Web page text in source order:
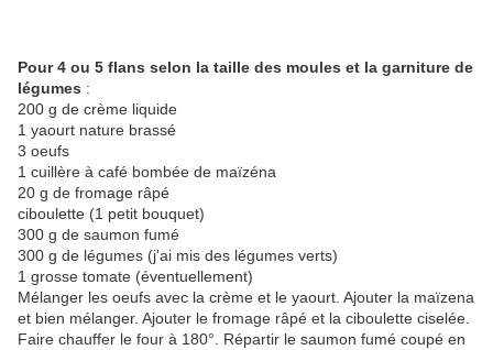
Pour 4 ou 5 flans selon la taille des moules et la garniture de
légumes :
200 g de crème liquide
1 yaourt nature brassé
3 oeufs
1 cuillère à café bombée de maïzéna
20 g de fromage râpé
ciboulette (1 petit bouquet)
300 g de saumon fumé
300 g de légumes (j'ai mis des légumes verts)
1 grosse tomate (éventuellement)
Mélanger les oeufs avec la crème et le yaourt. Ajouter la maïzena
et bien mélanger. Ajouter le fromage râpé et la ciboulette ciselée.
Faire chauffer le four à 180°. Répartir le saumon fumé coupé en